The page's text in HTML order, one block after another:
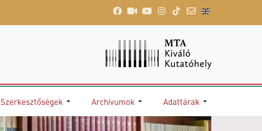
Szerkesztőségek Archívumok Adattárak